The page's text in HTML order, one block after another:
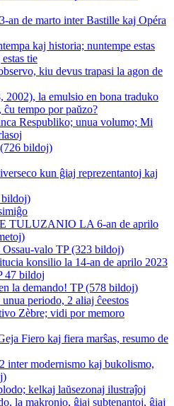
an de marto inter Bastille kaj Opéra
kaj historia; nuntempe estas
tie
kiu devus trapasi la agon de
2002), la emulsio en bona traduko
tempo por paŭzo?
Respubliko; unua volumo; Mi
bildoj)
kun ĝiaj reprezentantoj kaj
bildoj)
TULUZANIO LA 6-an de aprilo
valo TP (323 bildoj)
konsilio la 14-an de aprilo 2023
47 bildoj
la demando! TP (578 bildoj)
periodo, 2 aliaj ĉeestos
Zèbre; vidi por memoro
Fiero kaj fiera marŝas, resumo de
inter modernismo kaj bukolismo,
kelkaj laŭsezonaj ilustraĵoj
la makronio, ĝiaj subtenantoj, ĝiaj